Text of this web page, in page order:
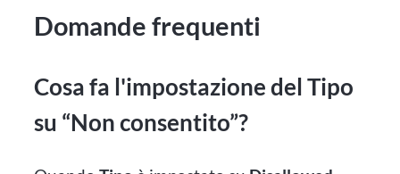
Domande frequenti
Cosa fa l'impostazione del Tipo
su “Non consentito”?